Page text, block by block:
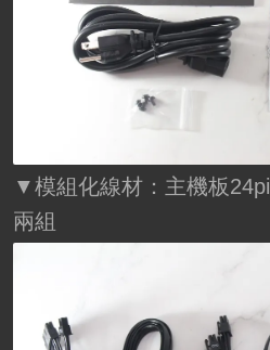
▼模組化線材：主機板
兩組